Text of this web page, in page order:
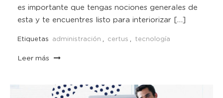
es importante que tengas nociones generales de
esta y te encuentres listo para interiorizar […]
Etiquetas administración , certus , tecnología
Leer más